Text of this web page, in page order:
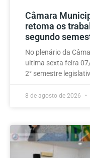
Câmara
retoma os
segundo
No plenário da
ultima sexta feira
2° semestre
8 de agosto de 2026